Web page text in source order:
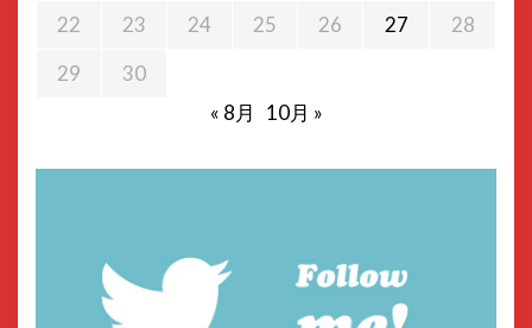
22
23 24 25 26 27
28
29
30
« 8月
10月 »